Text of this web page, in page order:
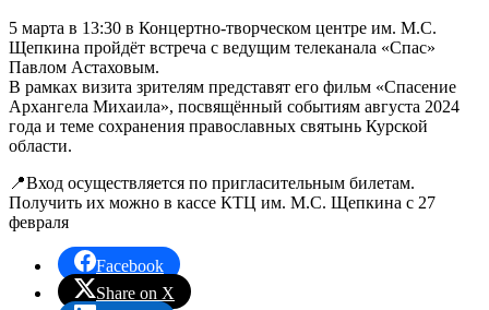
5 марта в 13:30 в Концертно-творческом центре им. М.С.
Щепкина пройдёт встреча с ведущим телеканала «Спас»
Павлом Астаховым.
В рамках визита зрителям представят его фильм «Спасение
Архангела Михаила», посвящённый событиям августа 2024
года и теме сохранения православных святынь Курской
области.
📍Вход осуществляется по пригласительным билетам.
Получить их можно в кассе КТЦ им. М.С. Щепкина с 27
февраля
Facebook
Share on X